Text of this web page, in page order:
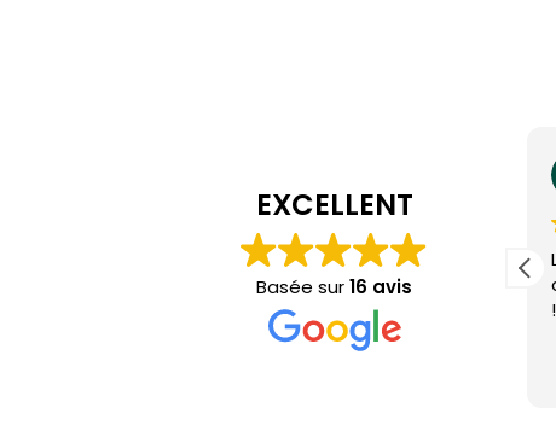
EXCELLENT
Basée sur16 avis
Un grand merci pour le magnifique bibi,
réalisé exactement dans les couleurs que je
souhaitais pour un mariage. Un travail
sérieux. Je recommande.
!